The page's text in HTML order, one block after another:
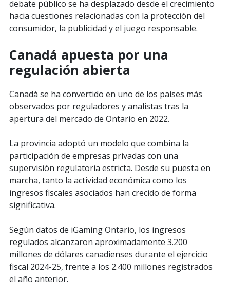
debate público se ha desplazado desde el crecimiento
hacia cuestiones relacionadas con la protección del
consumidor, la publicidad y el juego responsable.
Canadá apuesta por una
regulación abierta
Canadá se ha convertido en uno de los países más
observados por reguladores y analistas tras la
apertura del mercado de Ontario en 2022.
La provincia adoptó un modelo que combina la
participación de empresas privadas con una
supervisión regulatoria estricta. Desde su puesta en
marcha, tanto la actividad económica como los
ingresos fiscales asociados han crecido de forma
significativa.
Según datos de iGaming Ontario, los ingresos
regulados alcanzaron aproximadamente 3.200
millones de dólares canadienses durante el ejercicio
fiscal 2024-25, frente a los 2.400 millones registrados
el año anterior.